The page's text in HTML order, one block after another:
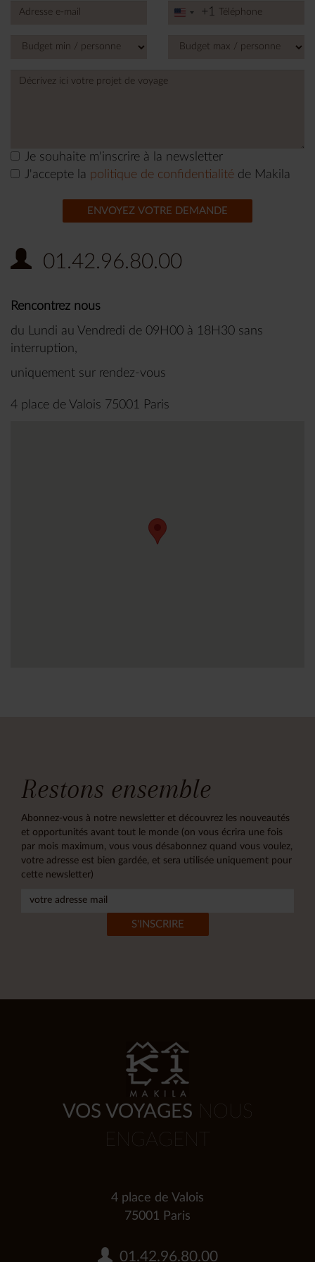
United
+1
+1
Je souhaite m'inscrire à la newsletter
J'accepte la politique de confidentialité de Makila
ENVOYEZ VOTRE DEMANDE
01.42.96.80.00
Rencontrez nous
du Lundi au Vendredi de 09H00 à 18H30 sans
interruption,
uniquement sur rendez-vous
4 place de Valois 75001 Paris
Restons ensemble
Abonnez-vous à notre newsletter et découvrez les nouveautés
et opportunités avant tout le monde (on vous écrira une fois
par mois maximum, vous vous désabonnez quand vous voulez,
votre adresse est bien gardée, et sera utilisée uniquement pour
cette newsletter)
VOS VOYAGES NOUS
ENGAGENT
4 place de Valois
75001 Paris
01.42.96.80.00